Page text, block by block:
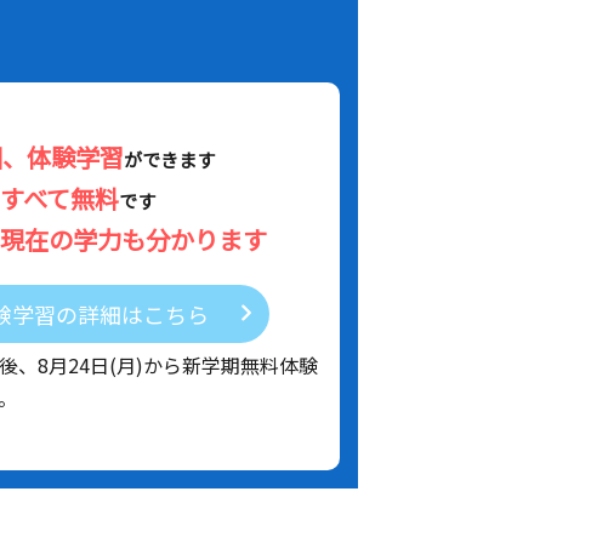
体験学習ができます
すべて無料です
現在の学力も分かります
学習の詳細はこちら
、 8月24日(月)から新学期無料体験